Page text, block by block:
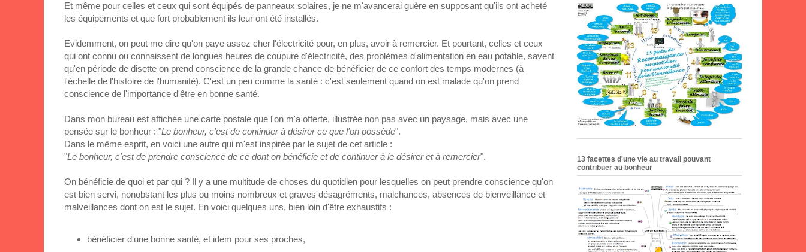
Et même pour celles et ceux qui sont équipés de panneaux solaires, je ne m'avancerai guère en supposant qu'ils ont acheté
les équipements et que fort probablement ils leur ont été installés.
Evidemment, on peut me dire qu'on paye assez cher l'électricité pour, en plus, avoir à remercier. Et pourtant, celles et ceux
qui ont connu ou connaissent de longues heures de coupure d'électricité, des problèmes d'alimentation en eau potable, savent
qu'en période de disette on prend conscience de la grande chance de bénéficier de ce confort des temps modernes (à
l'échelle de l'histoire de l'humanité). C'est un peu comme la santé : c'est seulement quand on est malade qu'on prend
conscience de l'importance d'être en bonne santé.
Dans mon bureau est affichée une carte postale que l'on m'a offerte, illustrée non pas avec un paysage, mais avec une
pensée sur le bonheur : "Le bonheur, c'est de continuer à désirer ce que l'on possède".
Dans le même esprit, en voici une autre qui m'est inspirée par le sujet de cet article :
"Le bonheur, c'est de prendre conscience de ce dont on bénéficie et de continuer à le désirer et à remercier".
On bénéficie de quoi et par qui ? Il y a une multitude de choses du quotidien pour lesquelles on peut prendre conscience qu'on
est bien servi, nonobstant les plus ou moins nombreux et graves désagréments, malchances, absences de bienveillance et
malveillances dont on est le sujet. En voici quelques uns, bien loin d'être exhaustifs :
bénéficier d'une bonne santé, et idem pour ses proches,
13 facettes d'une vie au travail pouvant
contribuer au bonheur